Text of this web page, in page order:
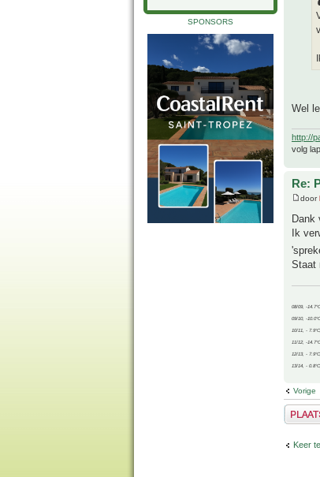
SPONSORS
Wel
http://
volg
Re:
door
Dank
Ik
Staat
08/09, -
09/10, -
10/11, -
11/12, -
12/13, -
13/14, -
Vorige
Plaats
Keer